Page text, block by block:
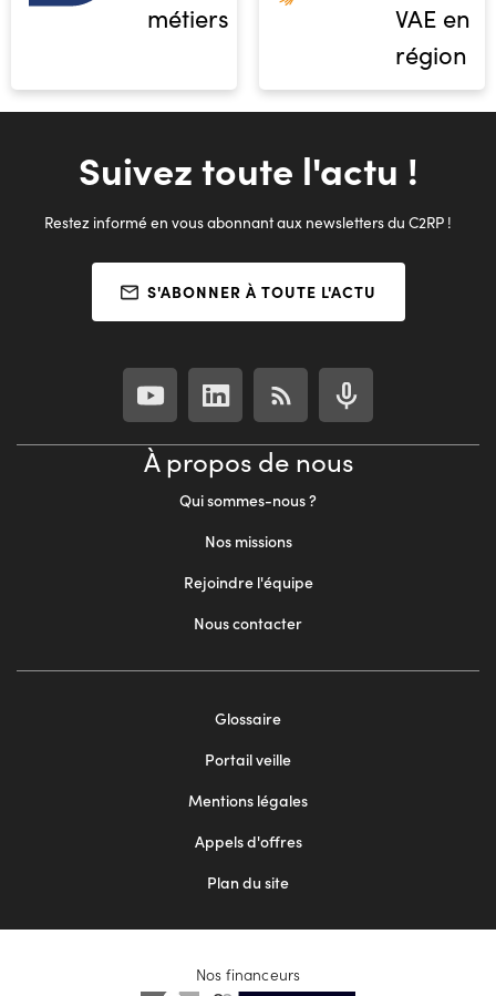
métiers
VAE en
région
Suivez toute l'actu !
Restez informé en vous abonnant aux newsletters du C2RP !
S'ABONNER À TOUTE L'ACTU
À propos de nous
Qui sommes-nous ?
Nos missions
Rejoindre l'équipe
Nous contacter
Glossaire
Portail veille
Mentions légales
Appels d'offres
Plan du site
Nos financeurs